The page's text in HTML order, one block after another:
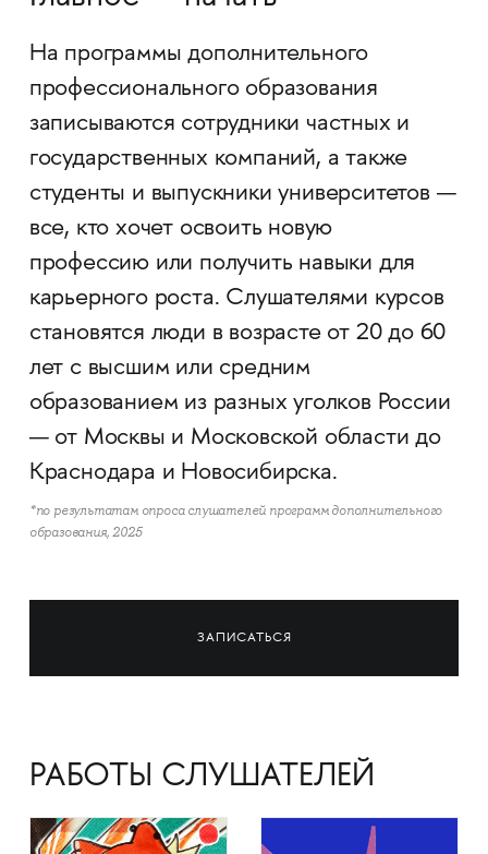
На программы дополнительного
профессионального образования
записываются сотрудники частных и
государственных компаний, а также
студенты и выпускники университетов —
все, кто хочет освоить новую
профессию или получить навыки для
карьерного роста. Слушателями курсов
становятся люди в возрасте от 20 до 60
лет с высшим или средним
образованием из разных уголков России
— от Москвы и Московской области до
Краснодара и Новосибирска.
*по результатам опроса слушателей программ дополнительного
образования, 2025
ЗАПИСАТЬСЯ
РАБОТЫ СЛУШАТЕЛЕЙ